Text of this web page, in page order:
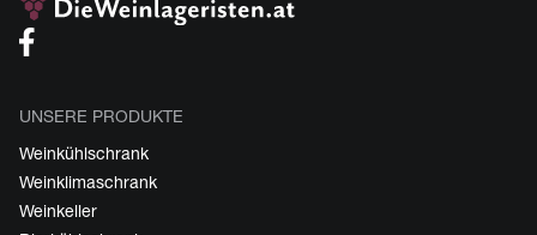
UNSERE PRODUKTE
Weinkühlschrank
Weinklimaschrank
Weinkeller